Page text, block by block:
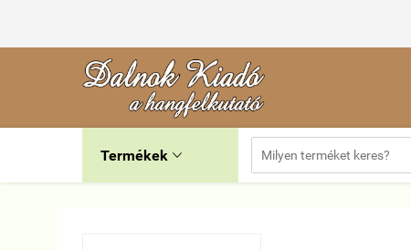
Termékek 